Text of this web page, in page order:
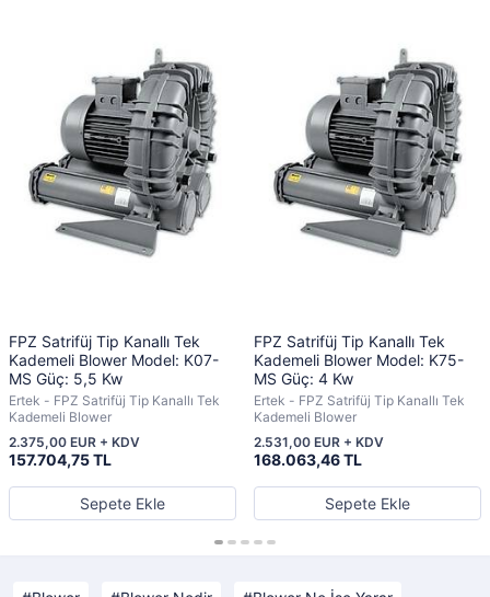
FPZ Satrifüj Tip Kanallı Tek
Kademeli Blower Model: K07-
MS Güç: 5,5 Kw
Ertek - FPZ Satrifüj Tip Kanallı Tek
Kademeli Blower
157.704,75 TL
2.375,00 EUR + KDV
Sepete Ekle
FPZ Satrifüj Tip Kanallı Tek
Kademeli Blower Model: K75-
MS Güç: 4 Kw
Ertek - FPZ Satrifüj Tip Kanallı Tek
Kademeli Blower
168.063,46 TL
2.531,00 EUR + KDV
Sepete Ekle